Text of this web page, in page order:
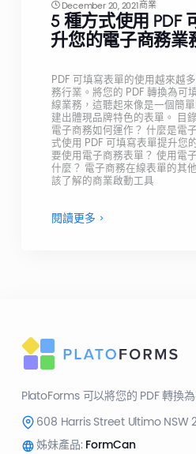
December 20, 2021商業
5 種方式使用 PDF
升您的電子商務業
PDF 可填寫表單的使用越來越
務行業。將您的 PDF 轉換為可
線業務，這聽起來像是一個簡
建出體現品牌特色的表單。 目
電子商務如何運作？ 什麼是電
式使用 PDF 可填寫表單提升您
要使用電子商務表單？ 使用電
什麼？ 電子商務在線表單的其
該了解的商業啟動工具
閱讀更多
PlatoForms 可以將您的 PDF 轉換
608 Harris Street Ultimo NSW
姊妹產品: FormCan